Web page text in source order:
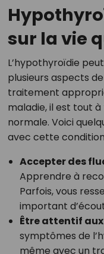
sur la vie
L’hypothyroïdie
plusieurs aspects
traitement
maladie, il est tout
normale. Voici
avec cette
Accepter des
Apprendre à
Parfois, vous
important
Être attentif
symptômes de
même avec un